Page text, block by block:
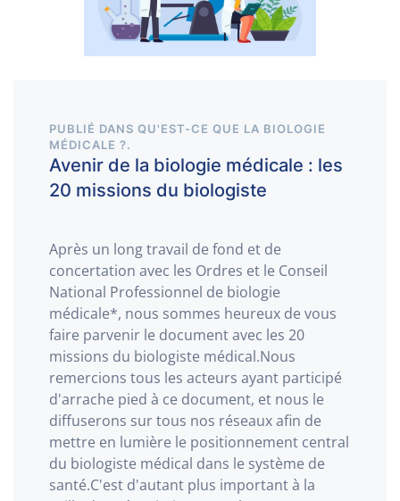
PUBLIÉ DANS QU'EST-CE QUE LA BIOLOGIE
MÉDICALE ?.
Avenir de la biologie médicale : les
20 missions du biologiste
Après un long travail de fond et de
concertation avec les Ordres et le Conseil
National Professionnel de biologie
médicale*, nous sommes heureux de vous
faire parvenir le document avec les 20
missions du biologiste médical.Nous
remercions tous les acteurs ayant participé
d'arrache pied à ce document, et nous le
diffuserons sur tous nos réseaux afin de
mettre en lumière le positionnement central
du biologiste médical dans le système de
santé.C'est d'autant plus important à la